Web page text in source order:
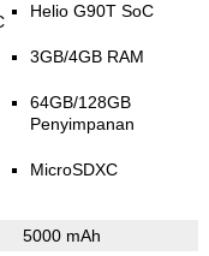
Helio G90T SoC
3GB/4GB RAM
64GB/128GB
Penyimpanan
MicroSDXC
5000 mAh